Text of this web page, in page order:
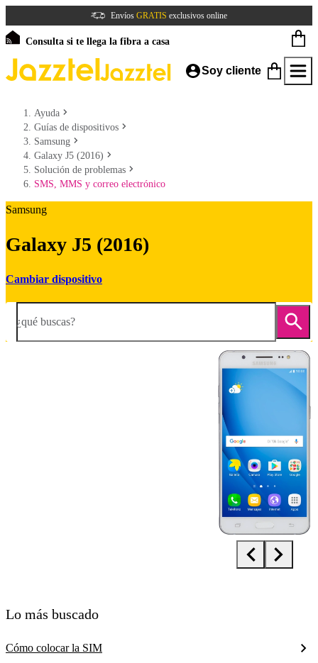
Envíos GRATIS exclusivos online
Consulta si te llega la fibra a casa
Soy cliente
Ayuda
Guías de dispositivos
Samsung
Galaxy J5 (2016)
Solución de problemas
SMS, MMS y correo electrónico
Samsung
Galaxy J5 (2016)
Cambiar dispositivo
¿qué buscas?
Lo más buscado
Cómo colocar la SIM